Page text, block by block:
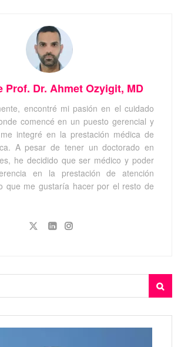
Prof. Dr. Ahmet Ozyigit, MD
encontré mi pasión en el cuidado
comencé en un puesto gerencial y
integré en la prestación médica de
A pesar de tener un doctorado en
he decidido que ser médico y poder
en la prestación de atención
que me gustaría hacer por el resto de